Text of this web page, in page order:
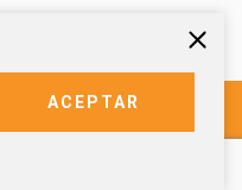
ACEPTAR